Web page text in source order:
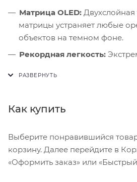
Матрица OLED: Двухслойная
матрицы устраняет любые
объектов на темном фоне.
Рекордная легкость:
многочасовом чтении или
чипа M4 мгновенно
Как купить
Выберите понравившийся
корзину. Далее перейдите в
«Оформить заказ» или «Быстрый